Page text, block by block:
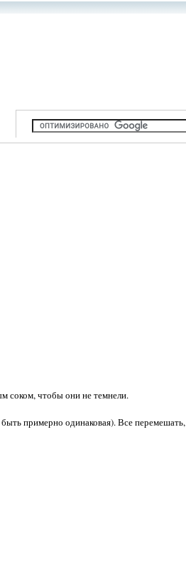
соком, чтобы они не темнели.
примерно одинаковая). Все перемешать,